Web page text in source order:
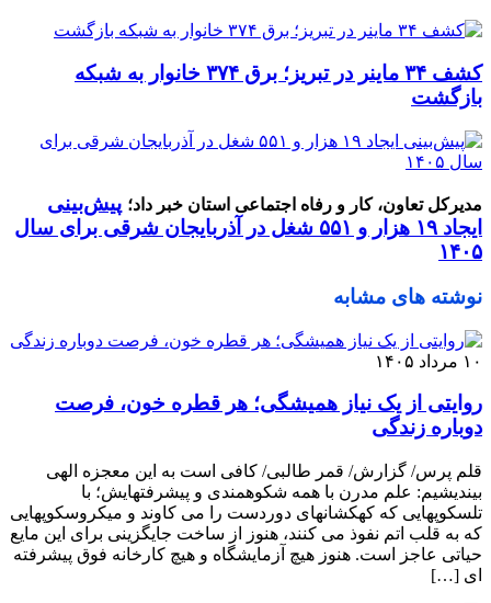
کشف ۳۴ ماینر در تبریز؛ برق ۳۷۴ خانوار به شبکه
بازگشت
مدیرکل تعاون، کار و رفاه اجتماعی استان خبر داد؛ پیش‌بینی
ایجاد ۱۹ هزار و ۵۵۱ شغل در آذربایجان شرقی برای سال
۱۴۰۵
نوشته های مشابه
۱۰ مرداد ۱۴۰۵
روایتی از یک نیاز همیشگی؛ هر قطره خون، فرصت
دوباره زندگی
قلم پرس/ گزارش/ قمر طالبی/ کافی است به این معجزه الهی
بیندیشیم: علم مدرن با همه شکوهمندی و پیشرفتهایش؛ با
تلسکوپهایی که کهکشانهای دوردست را می کاوند و میکروسکوپهایی
که به قلب اتم نفوذ می‌ کنند، هنوز از ساخت جایگزینی برای این مایع
حیاتی عاجز است. هنوز هیچ آزمایشگاه و هیچ کارخانه فوق ‌پیشرفته
‌ای […]